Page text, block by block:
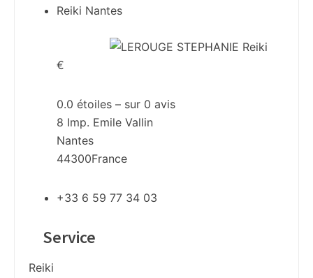
Reiki Nantes
€
0.0 étoiles – sur 0 avis
8 Imp. Emile Vallin
Nantes
44300France
+33 6 59 77 34 03
Service
Reiki